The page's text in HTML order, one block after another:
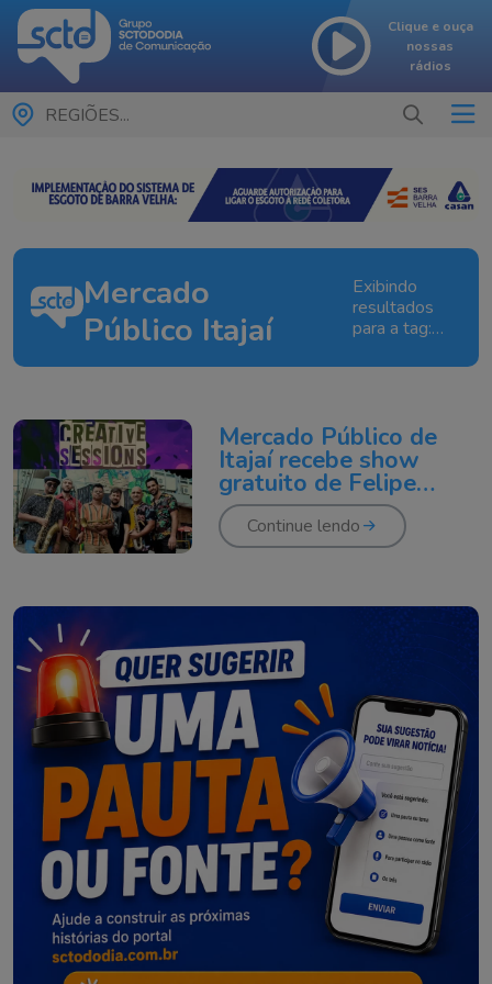
Clique e ouça
nossas
rádios
REGIÕES...
Mercado
Público Itajaí
Exibindo
resultados
para a tag:
Público
Mercado Público de
Itajaí recebe show
gratuito de Felipe
Coelho
Continue lendo